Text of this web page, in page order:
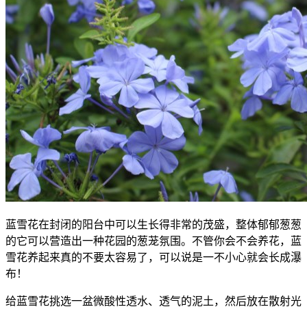
蓝雪花在封闭的阳台中可以生长得非常的茂盛，整体郁郁葱葱
的它可以营造出一种花园的葱茏氛围。不管你会不会养花，蓝
雪花养起来真的不要太容易了，可以说是一不小心就会长成瀑
布！
给蓝雪花挑选一盆微酸性透水、透气的泥土，然后放在散射光